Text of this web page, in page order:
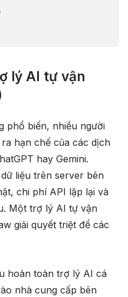
lý AI tự vận
phổ biến, nhiều người
hạn chế của các dịch
hay Gemini.
liệu trên server bên
chi phí API lặp lại và
Một trợ lý AI tự vận
giải quyết triệt để các
hoàn toàn trợ lý AI cá
nhà cung cấp bên